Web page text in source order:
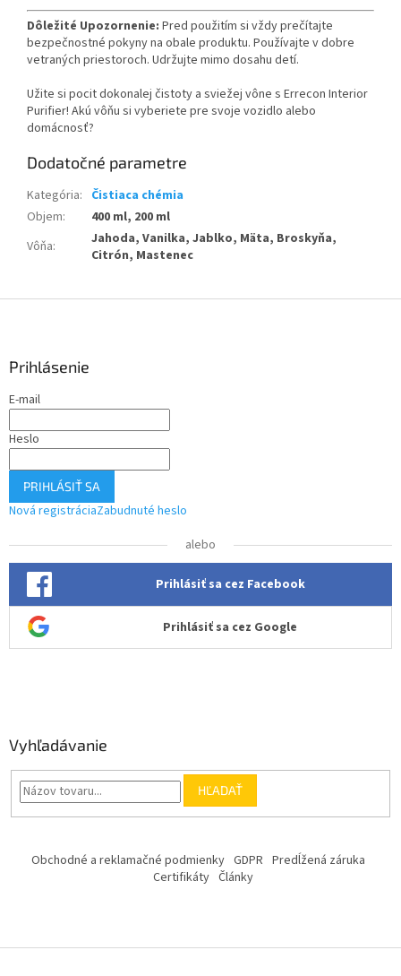
Dôležité Upozornenie: Pred použitím si vždy prečítajte
bezpečnostné pokyny na obale produktu. Používajte v dobre
vetraných priestoroch. Udržujte mimo dosahu detí.
Užite si pocit dokonalej čistoty a sviežej vône s Errecon Interior
Purifier! Akú vôňu si vyberiete pre svoje vozidlo alebo
domácnosť?
Dodatočné parametre
Kategória: Čistiaca chémia
Objem:
400 ml, 200 ml
Vôňa:
Jahoda, Vanilka, Jablko, Mäta, Broskyňa,
Citrón, Mastenec
Prihlásenie
E-mail
Heslo
PRIHLÁSIŤ SA
Nová registráciaZabudnuté heslo
alebo
Prihlásiť sa cez Facebook
Prihlásiť sa cez Google
Vyhľadávanie
HĽADAŤ
Obchodné a reklamačné podmienky GDPR Predĺžená záruka
Certifikáty Články